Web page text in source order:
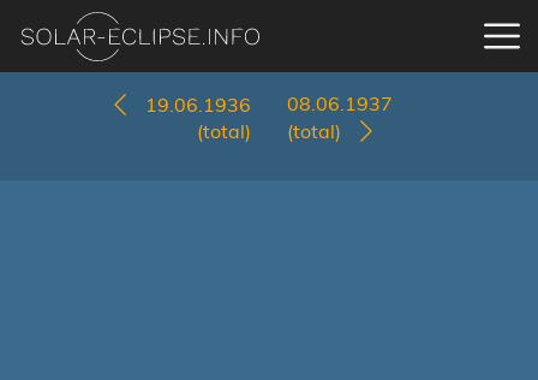
19.06.1936
(total)
08.06.1937
(total)